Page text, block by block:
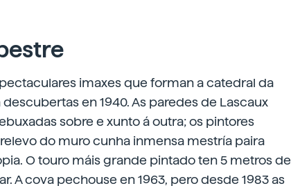
imaxes que forman a catedral da
en 1940. As paredes de Lascaux
sobre e xunto á outra; os pintores
do muro cunha inmensa mestría paira
O touro máis grande pintado ten 5 metros de
A cova pechouse en 1963, pero desde 1983 as